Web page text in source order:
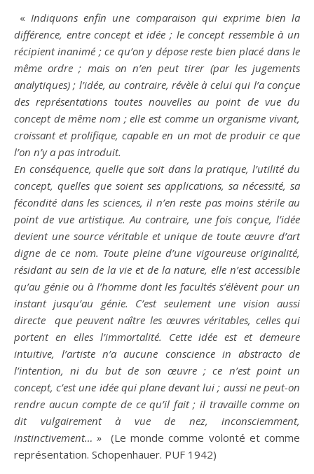
«Indiquons enfin une comparaison qui exprime bien la
différence, entre concept etidée ; le concept ressemble à un
récipient inanimé ; ce qu’on y dépose reste bien placé dans le
même ordre ; mais on n’en peut tirer (par les jugements
analytiques) ; l’idée, au contraire, révèle à celui qui l’a conçue
des représentations toutes nouvelles au point de vue du
concept de même nom ; elle est comme un organisme vivant,
croissant et prolifique, capable en un mot de produir ce que
l’on n’y a pas introduit.
En conséquence, quelle que soit dans la pratique, l’utilité du
concept, quelles que soient ses applications, sa nécessité, sa
fécondité dans les sciences, il n’en reste pas moins stérile au
point de vue artistique. Au contraire, une fois conçue, l’idée
devient une source véritable et unique de toute œuvre d’art
digne de ce nom. Toute pleine d’une vigoureuse originalité,
résidant au sein de la vie et de la nature, elle n’est accessible
qu’au génie ou à l’homme dont les facultés s’élèvent pour un
instant jusqu’au génie. C’est seulement une vision aussi
directe que peuvent naître les œuvres véritables, celles qui
portent en elles l’immortalité. Cetteidée est et demeure
intuitive, l’artiste n’a aucune consciencein abstracto de
l’intention, ni du but de son œuvre ; ce n’est point un
concept, c’est une idéequi plane devant lui ; aussi ne peut-on
rendre aucun compte de ce qu’il fait ; il travaille comme on
dit vulgairement à vue de nez, inconsciemment,
instinctivement… »
(Le monde comme volonté et comme
représentation. Schopenhauer. PUF 1942)